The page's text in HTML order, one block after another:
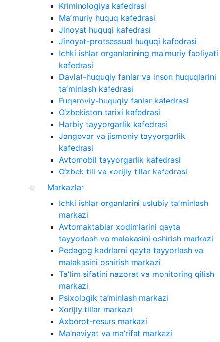
Kriminologiya kafedrasi
Maʼmuriy huquq kafedrasi
Jinoyat huquqi kafedrasi
Jinoyat-protsessual huquqi kafedrasi
Ichki ishlar organlarining maʼmuriy faoliyati
kafedrasi
Davlat-huquqiy fanlar va inson huquqlarini
taʼminlash kafedrasi
Fuqaroviy-huquqiy fanlar kafedrasi
O‘zbekiston tarixi kafedrasi
Harbiy tayyorgarlik kafedrasi
Jangovar va jismoniy tayyorgarlik
kafedrasi
Avtomobil tayyorgarlik kafedrasi
O‘zbek tili va xorijiy tillar kafedrasi
Markazlar
Ichki ishlar organlarini uslubiy taʼminlash
markazi
Avtomaktablar xodimlarini qayta
tayyorlash va malakasini oshirish markazi
Pedagog kadrlarni qayta tayyorlash va
malakasini oshirish markazi
Taʼlim sifatini nazorat va monitoring qilish
markazi
Psixologik ta’minlash markazi
Xorijiy tillar markazi
Axborot-resurs markazi
Ma’naviyat va ma’rifat markazi